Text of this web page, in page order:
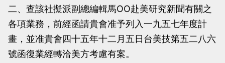
二、查該社擬派副總編輯馬OO赴美研究新聞有關之
各項業務，前經函請貴會准予列入一九五七年度計
畫，並准貴會四十五年十二月五日台美技第五二八六
號函復業經轉洽美方考慮有案。